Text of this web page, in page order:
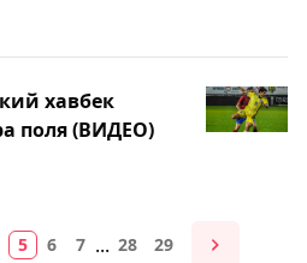
хавбек
поля (ВИДЕО)
5 6 7 ... 28 29